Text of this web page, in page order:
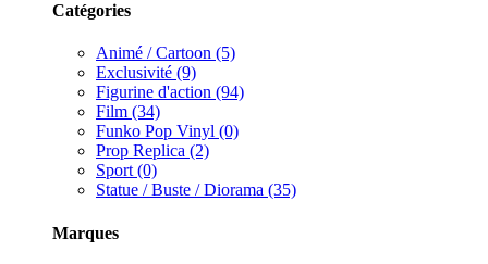
Catégories
Animé / Cartoon (5)
Exclusivité (9)
Figurine d'action (94)
Film (34)
Funko Pop Vinyl (0)
Prop Replica (2)
Sport (0)
Statue / Buste / Diorama (35)
Marques